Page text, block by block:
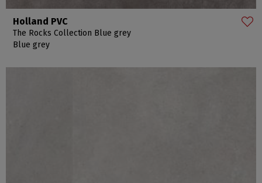
Holland PVC
The Rocks Collection Blue grey
Blue grey